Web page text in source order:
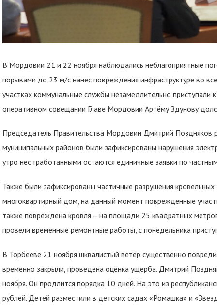
В Мордовии 21 и 22 ноября наблюдались неблагоприятные
порывами до 23 м/с нанес повреждения инфраструктуре во
участках коммунальные службы незамедлительно приступали
оперативном совещании Главе Мордовии Артёму Здунову
Председатель Правительства Мордовии Дмитрий Поздняков
муниципальных районов были зафиксированы нарушения
утро неотработанными остаются единичные заявки по
Также были зафиксированы частичные разрушения
многоквартирный дом, на данный момент поврежденные
также повреждена кровля – на площади 25 квадратных
провели временные ремонтные работы, с понедельника
В Торбееве 21 ноября шквалистый ветер существенно
временно закрыли, проведена оценка ущерба. Дмитрий
ноября. Он продлится порядка 10 дней. На это из
рублей. Детей разместили в детских садах «Ромашка» и